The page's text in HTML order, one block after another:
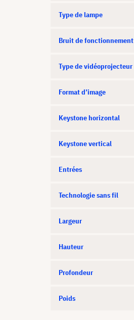
Type de lampe
Bruit de fonctionnement
Type de vidéoprojecteur
Format d’image
Keystone horizontal
Keystone vertical
Entrées
Technologie sans fil
Largeur
Hauteur
Profondeur
Poids